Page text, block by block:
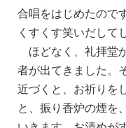
合唱をはじめたので
くすくす笑いだして
ほどなく、礼拝堂
者が出てきました。
近づくと、お祈りを
と、振り香炉の煙を